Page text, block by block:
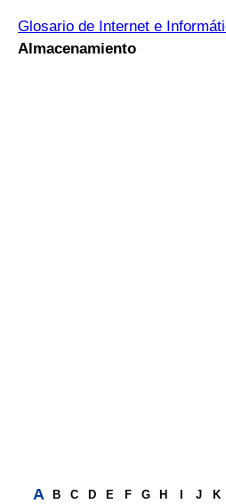
Glosario de Internet e
Almacenamiento
A B C D E F G H J K